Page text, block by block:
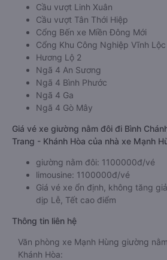
Cầu vượt Linh Xuân
Cầu vượt Tân Thới Hiệp
Cổng Bến xe Miền Đông Mới
Cổng Khu Công Nghiệp Vĩnh Lộc
Hương Lộ 2
Ngã 4 An Sương
Ngã 4 Bình Phước
Ngã 4 Ga
Ngã 4 Gò Mây
Giá vé xe giường nằm đôi đi Bình
Trang - Khánh Hòa của nhà xe Mạnh
giường nằm đôi: 1100000đ/vé
limousine: 1100000đ/vé
Giá vé xe ổn định, không tăng
dịp Lễ, Tết cao điểm
Thông tin liên hệ
Văn phòng xe Mạnh Hùng giường
Khánh Hòa: